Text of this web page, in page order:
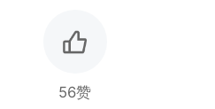
56赞